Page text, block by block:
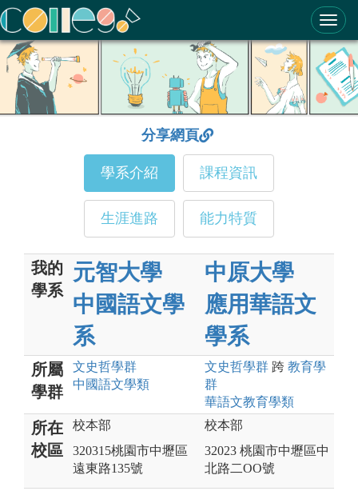
ColleGo! 大學選才與高中育才輔助系統
分享網頁
學系介紹 課程資訊
生涯進路 能力特質
我的
學系
元智大學
中國語文學
系
中原大學
應用華語文
學系
所屬
學群
文史哲學群
中國語文學類
文史哲學群 跨 教育學
群
華語文教育學類
所在
校區
校本部
320315桃園市中壢區
遠東路135號
校本部
32023 桃園市中壢區中
北路二OO號